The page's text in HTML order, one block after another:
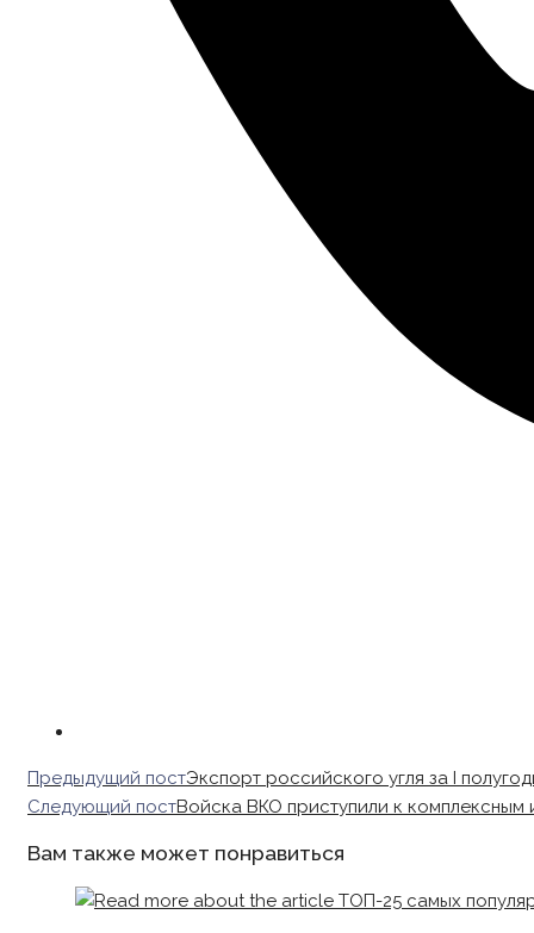
Read
more
Предыдущий постЭкспорт российского угля за I
Следующий постВойска ВКО приступили к
Вам также может понравиться